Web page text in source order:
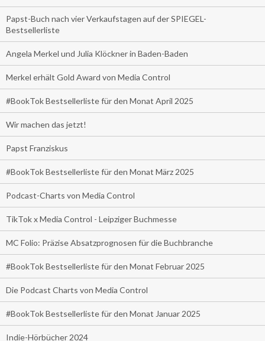
Papst-Buch nach vier Verkaufstagen auf der SPIEGEL-
Bestsellerliste
Angela Merkel und Julia Klöckner in Baden-Baden
Merkel erhält Gold Award von Media Control
#BookTok Bestsellerliste für den Monat April 2025
Wir machen das jetzt!
Papst Franziskus
#BookTok Bestsellerliste für den Monat März 2025
Podcast-Charts von Media Control
TikTok x Media Control - Leipziger Buchmesse
MC Folio: Präzise Absatzprognosen für die Buchbranche
#BookTok Bestsellerliste für den Monat Februar 2025
Die Podcast Charts von Media Control
#BookTok Bestsellerliste für den Monat Januar 2025
Indie-Hörbücher 2024